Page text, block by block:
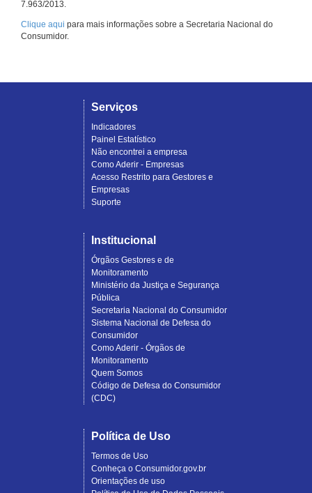
7.963/2013.
Clique aqui para mais informações sobre a Secretaria Nacional do
Consumidor.
Serviços
Indicadores
Painel Estatístico
Não encontrei a empresa
Como Aderir - Empresas
Acesso Restrito para Gestores e
Empresas
Suporte
Institucional
Órgãos Gestores e de
Monitoramento
Ministério da Justiça e Segurança
Pública
Secretaria Nacional do Consumidor
Sistema Nacional de Defesa do
Consumidor
Como Aderir - Órgãos de
Monitoramento
Quem Somos
Código de Defesa do Consumidor
(CDC)
Política de Uso
Termos de Uso
Conheça o Consumidor.gov.br
Orientações de uso